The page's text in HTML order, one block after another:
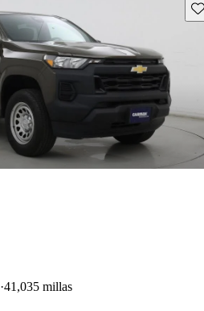
41,035 millas